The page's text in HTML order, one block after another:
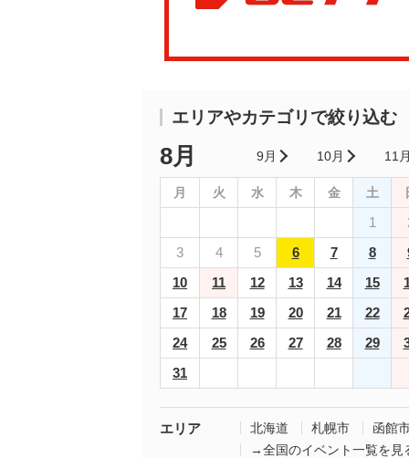
エリアやカテゴリで絞り込む
8月 9月 10月 11
月 火 水 木 金 土
1
3
4 5 6 7 8
10
11 12 13 14 15
17
18 19 20 21 22
24
25 26 27 28 29
31
エリア 北海道 札幌市
函館
→全国のイベント一覧を見